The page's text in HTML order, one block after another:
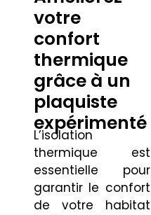
votre
confort
thermique
grâce à un
plaquiste
expérimenté
L’isolation
thermique est
essentielle pour
garantir le confort
de votre habitat